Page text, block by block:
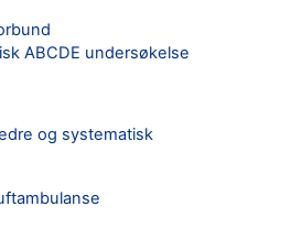
ABCDE undersøkelse
og systematisk